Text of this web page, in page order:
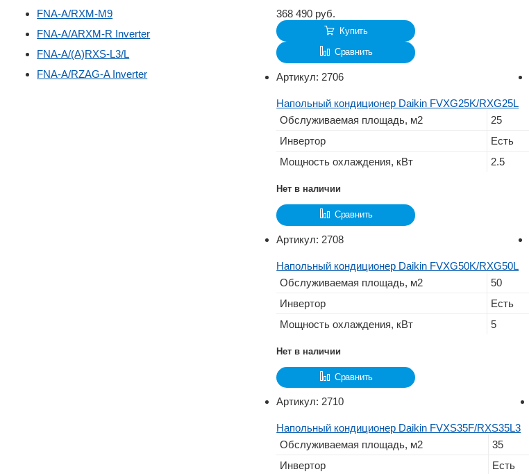
FNA-A/RXM-M9
FNA-A/ARXM-R Inverter
FNA-A/(A)RXS-L3/L
FNA-A/RZAG-A Inverter
368 490 руб.
Купить
Сравнить
Артикул: 2706
Напольный кондиционер Daikin FVXG25K/RXG25L
Обслуживаемая площадь, м2
25
Инвертор
Есть
Мощность охлаждения, кВт
2.5
Нет в наличии
Сравнить
Артикул: 2708
Напольный кондиционер Daikin FVXG50K/RXG50L
Обслуживаемая площадь, м2
50
Инвертор
Есть
Мощность охлаждения, кВт
5
Нет в наличии
Сравнить
Артикул: 2710
Напольный кондиционер Daikin FVXS35F/RXS35L3
Обслуживаемая площадь, м2
35
Инвертор
Есть